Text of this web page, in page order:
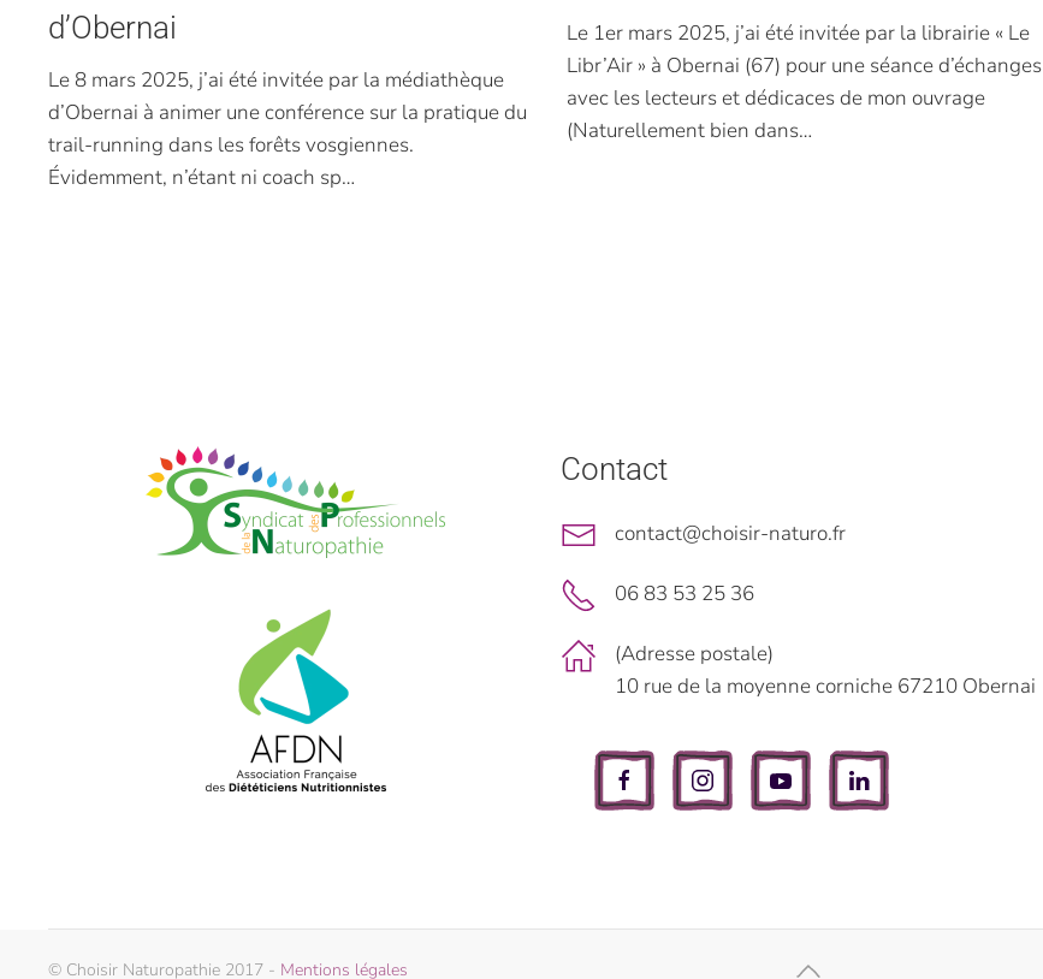
d’Obernai
Le 8 mars 2025, j’ai été invitée par la médiathèque
d’Obernai à animer une conférence sur la pratique du
trail-running dans les forêts vosgiennes.
Évidemment, n’étant ni coach sp…
Le 1er mars 2025, j’ai été invitée par la librairie « Le
Libr’Air » à Obernai (67) pour une séance d’échanges
avec les lecteurs et dédicaces de mon ouvrage
(Naturellement bien dans…
Contact
contact@choisir-naturo.fr
06 83 53 25 36
(Adresse postale)
10 rue de la moyenne corniche 67210 Obernai
© Choisir Naturopathie 2017 - Mentions légales